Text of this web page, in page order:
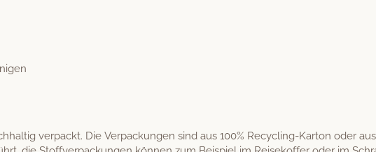
ver­packt. Die Ver­pack­un­gen sind aus 100% Recy­cling-Kar­ton oder